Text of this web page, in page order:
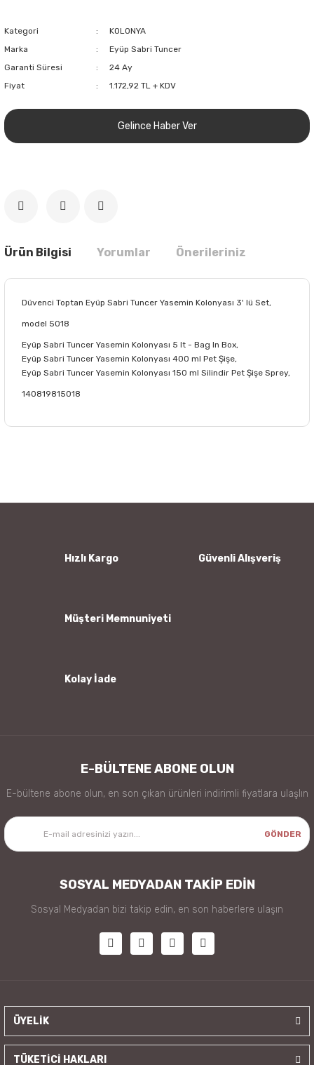
Kategori
KOLONYA
Marka
Eyüp Sabri Tuncer
Garanti Süresi
24 Ay
Fiyat
1.172,92 TL + KDV
Gelince Haber Ver
Ürün Bilgisi Yorumlar Önerileriniz
Düvenci Toptan Eyüp Sabri Tuncer Yasemin Kolonyası 3' lü Set,
model 5018
Eyüp Sabri Tuncer Yasemin Kolonyası 5 lt - Bag In Box,
Eyüp Sabri Tuncer Yasemin Kolonyası 400 ml Pet Şişe,
Eyüp Sabri Tuncer Yasemin Kolonyası 150 ml Silindir Pet Şişe Sprey,
140819815018
Ürün bilgilerinde hatalar bulunuyor.
Hızlı Kargo Güvenli Alışveriş
Müşteri Memnuniyeti
Kolay İade
E-BÜLTENE ABONE OLUN
E-bültene abone olun, en son çıkan ürünleri indirimli fiyatlara ulaşlın
GÖNDER
SOSYAL MEDYADAN TAKİP EDİN
Sosyal Medyadan bizi takip edin, en son haberlere ulaşın
ÜYELİK
TÜKETİCİ HAKLARI